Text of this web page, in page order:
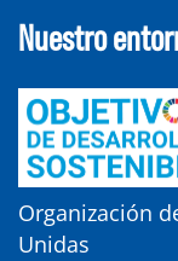
Nuestro
Organización
Unidas